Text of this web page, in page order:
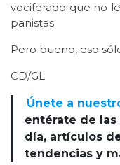
vociferado que no
panistas.
Pero bueno, eso
CD/GL
Únete a
entérate de las
día, artículos
tendencias y